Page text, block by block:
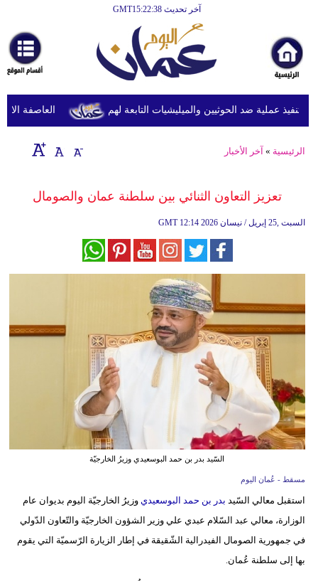
آخر تحديث GMT15:22:38
أخبارعاجلة
رياضة
ثقافة
إقتصاد
وموسيقى
وتغذية
وسفر
تعليم
علوم
وتكنولوجيا
العاصفة عملية ضد الحوثيين والميليشيات التابعة لهم
الرئيسية » آخر الأخبار
تعزيز التعاون الثنائي بين سلطنة عمان والصومال
GMT 12:14 2026 السبت ,25 إبريل / نيسان
السّيد بدر بن حمد البوسعيدي وزيرُ الخارجيّة
مسقط - عُمان اليوم
استقبل معالي السّيد بدر بن حمد البوسعيدي وزيرُ الخارجيّة اليوم بديوان عام
الوزارة، معالي عبد السّلام عبدي علي وزير الشؤون الخارجيّة والتّعاون الدّولي
في جمهورية الصومال الفيدرالية الشّقيقة في إطار الزيارة الرّسميّة التي يقوم
بها إلى سلطنة عُمان.